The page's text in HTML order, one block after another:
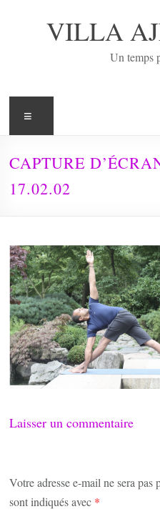
VILLA
Un temps
CAPTURE
17.02.02
Laisser un commentaire
Votre adresse e-mail ne sera pas
sont indiqués avec *